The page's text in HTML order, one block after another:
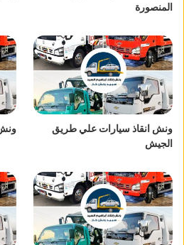
المنصورة
ونش انقاذ سيارات علي طريق
الجيش